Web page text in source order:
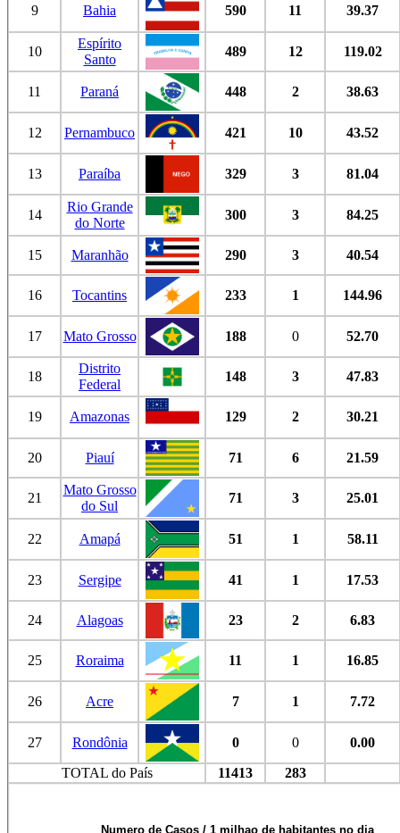
9 Bahia 590 11 39.37
10
Espírito
Santo
489 12 119.02
11 Paraná 448 2 38.63
12 Pernambuco 421 10 43.52
13 Paraíba 329 3 81.04
14
Rio Grande
do Norte
300 3 84.25
15 Maranhão 290 3 40.54
16 Tocantins 233 1 144.96
17 Mato Grosso 188 0 52.70
18
Distrito
Federal
148 3 47.83
19 Amazonas 129 2 30.21
20 Piauí 71 6 21.59
21
Mato Grosso
do Sul
71 3 25.01
22 Amapá 51 1 58.11
23 Sergipe 41 1 17.53
24 Alagoas 23 2 6.83
25 Roraima 11 1 16.85
26 Acre 7 1 7.72
27 Rondônia 0 0
0.00
TOTAL do País
11413 283
Numero de Casos / 1 milhao de habitantes no dia